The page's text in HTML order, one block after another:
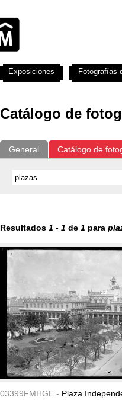
Catálogo de
General Catálogo de
Resultados 1 - 1 de 1 para
03399FMHGE - Plaza
Exposiciones Fotografías